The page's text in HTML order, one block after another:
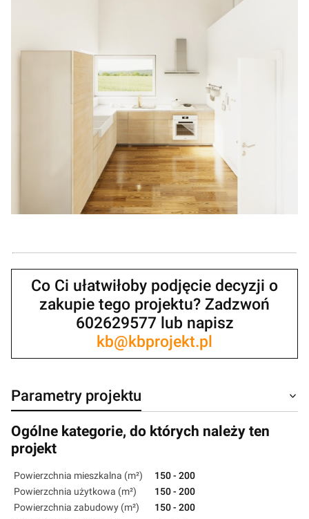
Co Ci ułatwiłoby podjęcie decyzji o
zakupie tego projektu? Zadzwoń
602629577 lub napisz
kb@kbprojekt.pl
Parametry projektu
Ogólne kategorie, do których należy ten
projekt
Powierzchnia mieszkalna (m²)
150 - 200
Powierzchnia użytkowa (m²)
150 - 200
Powierzchnia zabudowy (m²)
150 - 200